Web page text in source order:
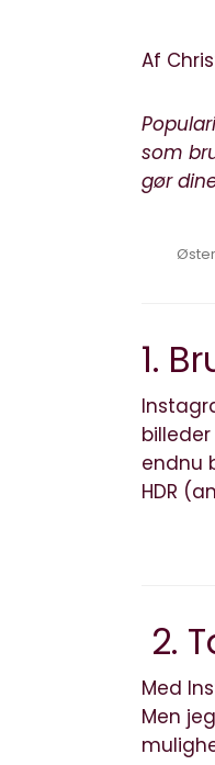
Af
som
gør
1.
endnu
HDR
2.
Med
Men